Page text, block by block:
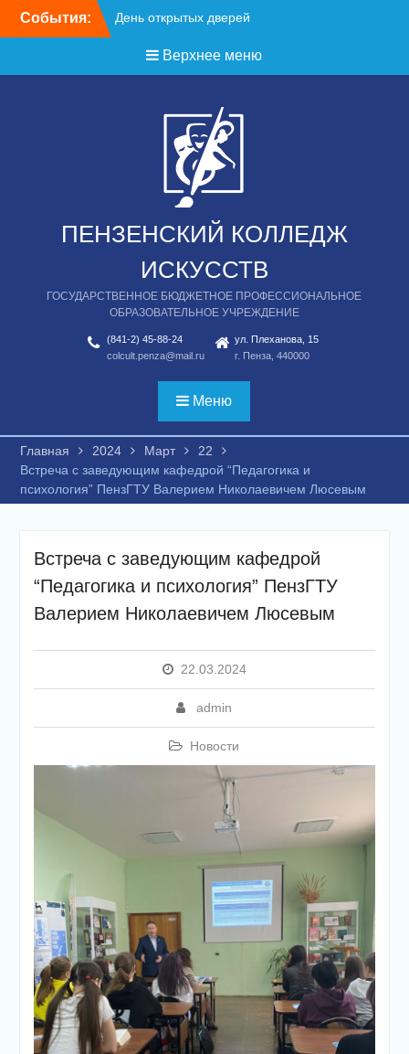
События: День открытых дверей
Верхнее меню
ПЕНЗЕНСКИЙ КОЛЛЕДЖ
ИСКУССТВ
ГОСУДАРСТВЕННОЕ БЮДЖЕТНОЕ ПРОФЕССИОНАЛЬНОЕ
ОБРАЗОВАТЕЛЬНОЕ УЧРЕЖДЕНИЕ
(841-2) 45-88-24
colcult.penza@mail.ru
ул. Плеханова, 15
г. Пенза, 440000
Меню
Главная 2024 Март
22
Встреча с заведующим кафедрой “Педагогика и
психология” ПензГТУ Валерием Николаевичем Люсевым
Встреча с заведующим кафедрой
“Педагогика и психология” ПензГТУ
Валерием Николаевичем Люсевым
22.03.2024
admin
Новости